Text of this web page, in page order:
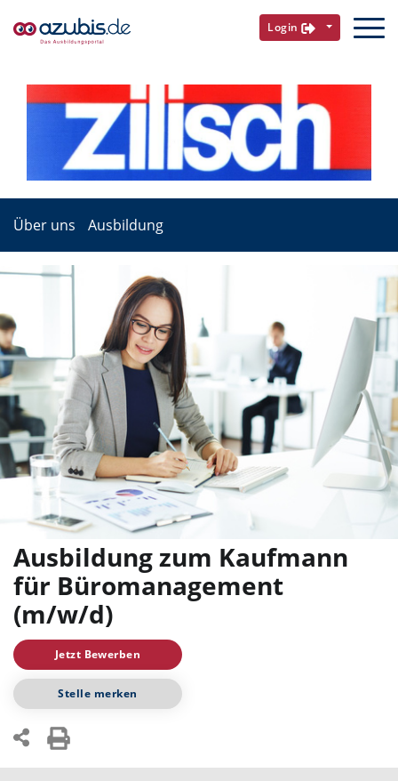
Login
Über uns Ausbildung
Ausbildung zum Kaufmann
für Büromanagement
(m/w/d)
Jetzt Bewerben
Stelle merken